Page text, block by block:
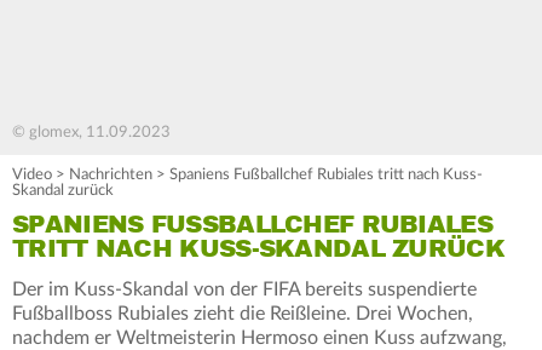
© glomex, 11.09.2023
Video > Nachrichten > Spaniens Fußballchef Rubiales tritt nach Kuss-
Skandal zurück
SPANIENS FUSSBALLCHEF RUBIALES T
RITT NACH KUSS-SKANDAL ZURÜCK
Der im Kuss-Skandal von der FIFA bereits suspendierte
Fußballboss Rubiales zieht die Reißleine. Drei Wochen,
nachdem er Weltmeisterin Hermoso einen Kuss aufzwang,